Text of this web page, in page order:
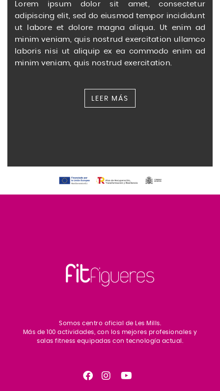
Lorem ipsum dolor sit amet, consectetur
adipiscing elit, sed do eiusmod tempor incididunt
ut labore et dolore magna aliqua. Ut enim ad
minim veniam, quis nostrud exercitation ullamco
laboris nisi ut aliquip ex ea commodo enim ad
minim veniam, quis nostrud exercitation.
LEER MÁS
Somos centro oficial de Les Mills.
Más de 100 actividades, con los mejores profesionales y
salas fitness equipadas con tecnología actual.